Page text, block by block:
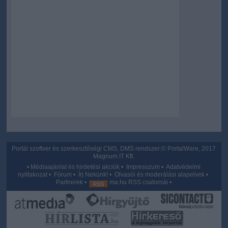
Portál szoftver és szerkesztőségi CMS, DMS rendszer:© PortalWare, 2017
Magnum IT Kft.
• Médiaajánlat és hirdetési akciók • Impresszum •Adatvédelmi
nyiltakozat • Fórum • Írj Nekünk! •Olvasói és moderálási alapelvek •
Partnerek • ma.hu RSS csatornái •